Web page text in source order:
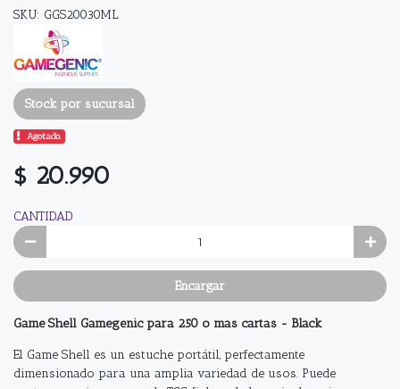
SKU: GGS20030ML
Stock por sucursal
Agotado.
$ 20.990
CANTIDAD
Encargar
Game Shell Gamegenic para 250 o mas cartas - Black
El Game Shell es un estuche portátil, perfectamente
dimensionado para una amplia variedad de usos. Puede